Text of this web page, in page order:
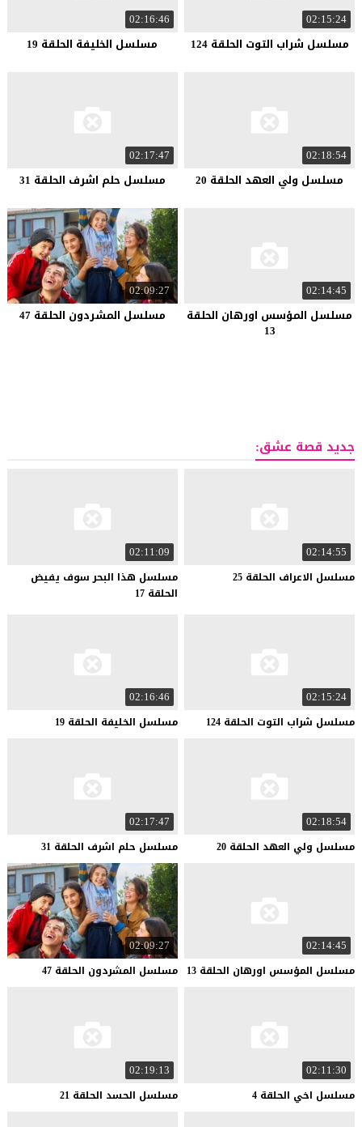
02:15:24
مسلسل شراب التوت الحلقة 124
02:16:46
مسلسل الخليفة الحلقة 19
02:18:54
مسلسل ولي العهد الحلقة 20
02:17:47
مسلسل حلم اشرف الحلقة 31
02:14:45
مسلسل المؤسس اورهان الحلقة
13
02:09:27
مسلسل المشردون الحلقة 47
جديد قصة عشق:
02:14:55
مسلسل الاعراف الحلقة 25
02:11:09
مسلسل هذا البحر سوف يفيض
الحلقة 17
02:15:24
مسلسل شراب التوت الحلقة 124
02:16:46
مسلسل الخليفة الحلقة 19
02:18:54
مسلسل ولي العهد الحلقة 20
02:17:47
مسلسل حلم اشرف الحلقة 31
02:14:45
مسلسل المؤسس اورهان الحلقة 13
02:09:27
مسلسل المشردون الحلقة 47
02:11:30
مسلسل اخي الحلقة 4
02:19:13
مسلسل الحسد الحلقة 21